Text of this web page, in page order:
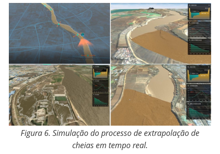
Figura 6. Simulação do processo de extrapolação de
cheias em tempo real.